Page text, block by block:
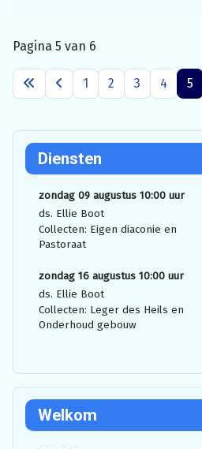
Diensten
zondag 09 augustus 10:00 uur
ds. Ellie Boot
Collecten: Eigen diaconie en
Pastoraat
zondag 16 augustus 10:00 uur
ds. Ellie Boot
Collecten: Leger des Heils en
Onderhoud gebouw
Welkom
Pagina 5 van 6
1 2 3 4 5